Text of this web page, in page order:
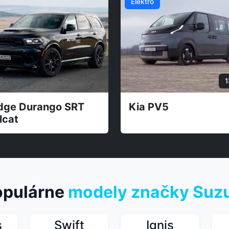
Porsche Cayenne GTS,
Macan Turbo
Mercedes
modely značky
Swift Ignis